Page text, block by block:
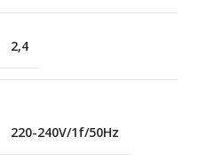
2,4
220-240V/1f/50Hz